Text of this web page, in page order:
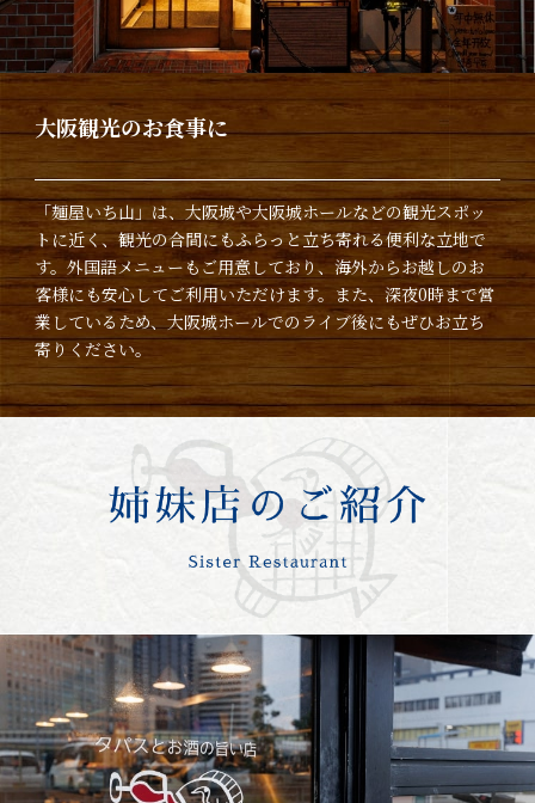
大阪観光のお食事に
「麺屋いち山」は、大阪城や大阪城ホールなどの観光スポッ
トに近く、観光の合間にもふらっと立ち寄れる便利な立地で
す。外国語メニューもご用意しており、海外からお越しのお
客様にも安心してご利用いただけます。また、深夜0時まで営
業しているため、大阪城ホールでのライブ後にもぜひお立ち
寄りください。